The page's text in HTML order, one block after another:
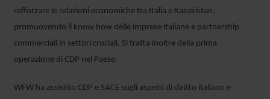
rafforzare le relazioni economiche tra Italia e Kazakistan,
promuovendo il know how delle imprese italiane e partnership
commerciali in settori cruciali. Si tratta inoltre della prima
operazione di CDP nel Paese.
WFW ha assistito CDP e SACE sugli aspetti di diritto italiano e